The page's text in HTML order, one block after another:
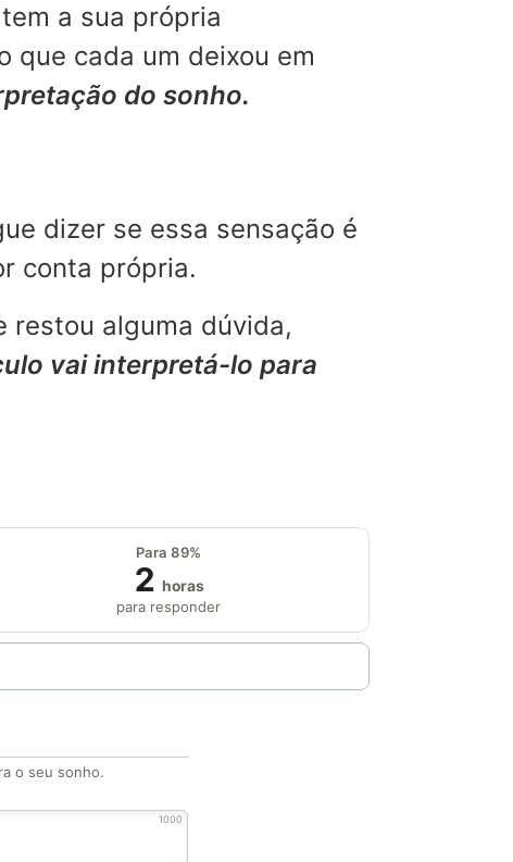
a sua própria
que cada um deixou em
do sonho.
dizer se essa sensação é
conta própria.
restou alguma dúvida,
vai interpretá-lo para
Para 89%
2 horas
para responder
o seu sonho.
1000